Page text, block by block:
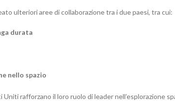
ulteriori aree di collaborazione tra i due paesi, tra cui:
durata
nello spazio
rafforzano il loro ruolo di leader nell’esplorazione